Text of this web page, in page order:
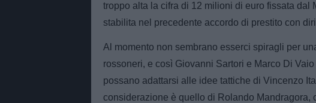
troppo alta la cifra di 12 milioni di euro fissata dal
stabilita nel precedente accordo di prestito con
Al momento non sembrano esserci spiragli per
rossoneri, e così Giovanni Sartori e Marco Di
possano adattarsi alle idee tattiche di Vincenzo
considerazione è quello di Rolando Mandragora,